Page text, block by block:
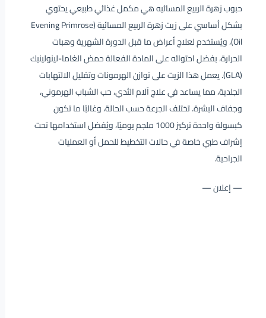
حبوب زهرة الربيع المسائيه هي مكمل غذائي طبيعي يحتوي
بشكل أساسي على زيت زهرة الربيع المسائية (Evening Primrose
Oil)، ويُستخدم لعلاج أعراض ما قبل الدورة الشهرية وهبات
الحرارة، بفضل احتوائه على المادة الفعالة حمض الغاما-لينولينيك
(GLA). يعمل هذا الزيت على توازن الهرمونات وتقليل الالتهابات
الجلدية، مما يساعد في علاج آلام الثدي، حب الشباب الهرموني،
وجفاف البشرة. تختلف الجرعة حسب الحالة، وغالبًا ما تكون
كبسولة واحدة تركيز 1000 ملجم يوميًا، ويُفضل استخدامها تحت
إشراف طبي خاصة في حالات التخطيط للحمل أو العمليات
الجراحية.
— إعلان —